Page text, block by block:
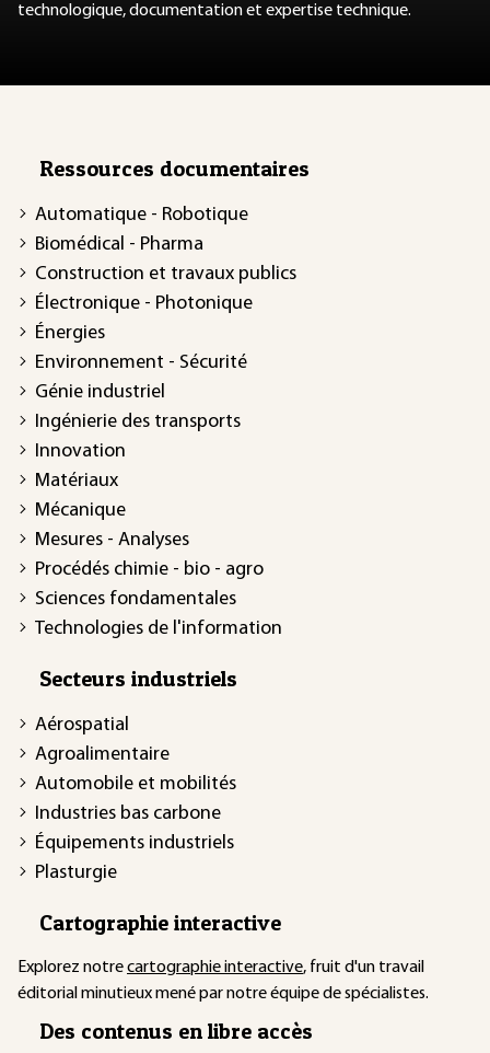
technologique, documentation et expertise technique.
Ressources documentaires
Automatique - Robotique
Biomédical - Pharma
Construction et travaux publics
Électronique - Photonique
Énergies
Environnement - Sécurité
Génie industriel
Ingénierie des transports
Innovation
Matériaux
Mécanique
Mesures - Analyses
Procédés chimie - bio - agro
Sciences fondamentales
Technologies de l'information
Secteurs industriels
Aérospatial
Agroalimentaire
Automobile et mobilités
Industries bas carbone
Équipements industriels
Plasturgie
Cartographie interactive
Explorez notrecartographie interactive, fruit d'un travail
éditorial minutieux mené par notre équipe de spécialistes.
Des contenus en libre accès